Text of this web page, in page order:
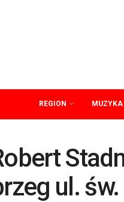
REGION MUZYKA
ul.